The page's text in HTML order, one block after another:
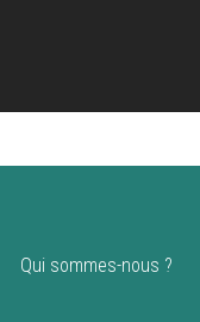
Qui sommes-nous ?